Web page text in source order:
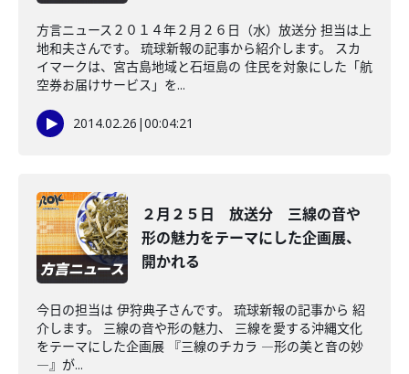
方言ニュース２０１４年２月２６日（水）放送分 担当は上
地和夫さんです。 琉球新報の記事から紹介します。 スカ
イマークは、宮古島地域と石垣島の 住民を対象にした「航
空券お届けサービス」を...
2014.02.26 |00:04:21
２月２５日 放送分 三線の音や
形の魅力をテーマにした企画展、
開かれる
今日の担当は 伊狩典子さんです。 琉球新報の記事から 紹
介します。 三線の音や形の魅力、 三線を愛する沖縄文化
をテーマにした企画展 『三線のチカラ ―形の美と音の妙
―』が...